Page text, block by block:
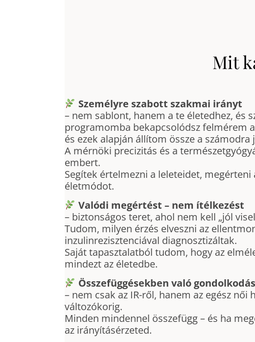
Mit
Személyre szabott szakmai irányt
– nem sablont, hanem a te életedhez, és
programomba bekapcsolódsz felmérem
és ezek alapján állítom össze a
A mérnöki precizitás és a
embert.
Segítek értelmezni a leleteidet,
életmódot.
Valódi megértést – nem ítélkezést
– biztonságos teret, ahol nem kell „jól
Tudom, milyen érzés elveszni az
inzulinrezisztenciával diagnosztizáltak.
Saját tapasztalatból tudom, hogy az
mindezt az életedbe.
Összefüggésekben való
– nem csak az IR-ről, hanem az egész
változókorig.
Minden mindennel összefügg – és ha
az irányításérzeted.